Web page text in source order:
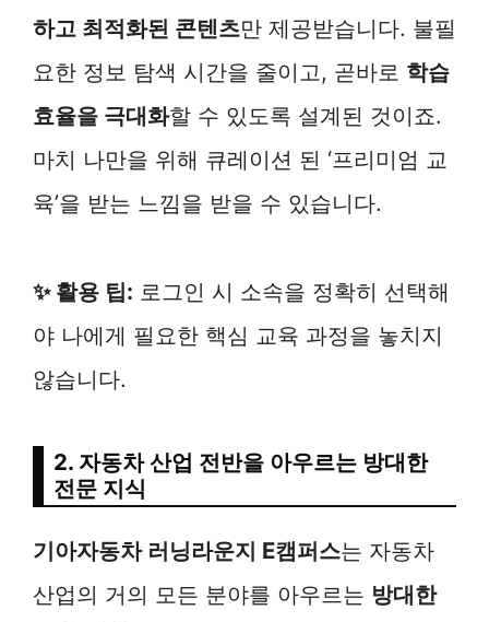
하고 최적화된 콘텐츠만 제공받습니다. 불필
요한 정보 탐색 시간을 줄이고, 곧바로 학습
효율을 극대화할 수 있도록 설계된 것이죠.
마치 나만을 위해 큐레이션 된 ‘프리미엄 교
육’을 받는 느낌을 받을 수 있습니다.
✨ 활용 팁: 로그인 시 소속을 정확히 선택해
야 나에게 필요한 핵심 교육 과정을 놓치지
않습니다.
2. 자동차 산업 전반을 아우르는 방대한
전문 지식
기아자동차 러닝라운지 E캠퍼스는 자동차
산업의 거의 모든 분야를 아우르는 방대한